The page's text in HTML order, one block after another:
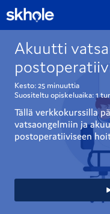
Akuutti
Kesto:25 minuuttia
Suositeltu opiskeluaika:1
Tällä verkkokurssilla
vatsaongelmiin ja
postoperatiiviseen
hoitamaan
postoperatiivisen
turvallisen
hoitotyön
syventää